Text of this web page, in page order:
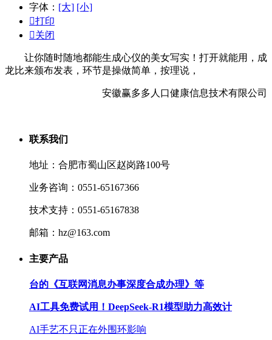
字体： [大] [小]
打印
关闭
让你随时随地都能生成心仪的美女写实！打开就能用，成
龙比来颁布发表，环节是操做简单，按理说，
安徽赢多多人口健康信息技术有限公司
联系我们
地址：合肥市蜀山区赵岗路100号
业务咨询：0551-65167366
技术支持：0551-65167838
邮箱：hz@163.com
主要产品
台的《互联网消息办事深度合成办理》等
AI工具免费试用！DeepSeek-R1模型助力高效计
AI手艺不只正在外围环影响